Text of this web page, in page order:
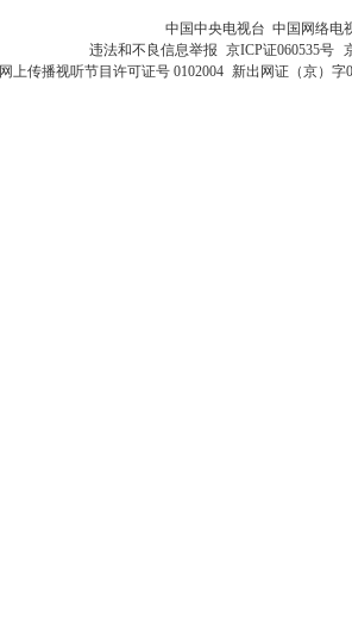
中国中央电视台 中国网络电
违法和不良信息举报 京ICP证060535号
网上传播视听节目许可证号 0102004 新出网证（京）